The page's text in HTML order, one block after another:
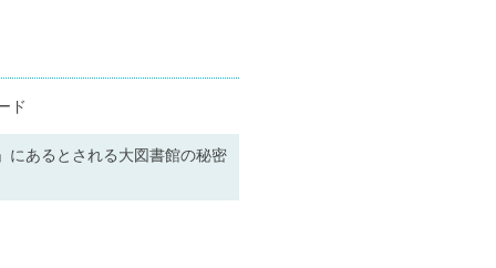
ド
にあるとされる大図書館の秘密